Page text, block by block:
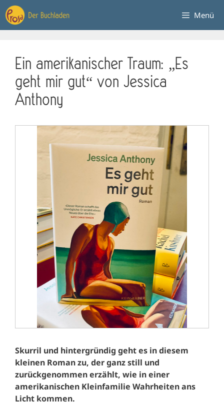
Zum
Inhalt
springen
Menü
Ein amerikanischer Traum: „Es
geht mir gut“ von Jessica
Anthony
Skurril und hintergründig geht es in diesem
kleinen Roman zu, der ganz still und
zurückgenommen erzählt, wie in einer
amerikanischen Kleinfamilie Wahrheiten ans
Licht kommen.